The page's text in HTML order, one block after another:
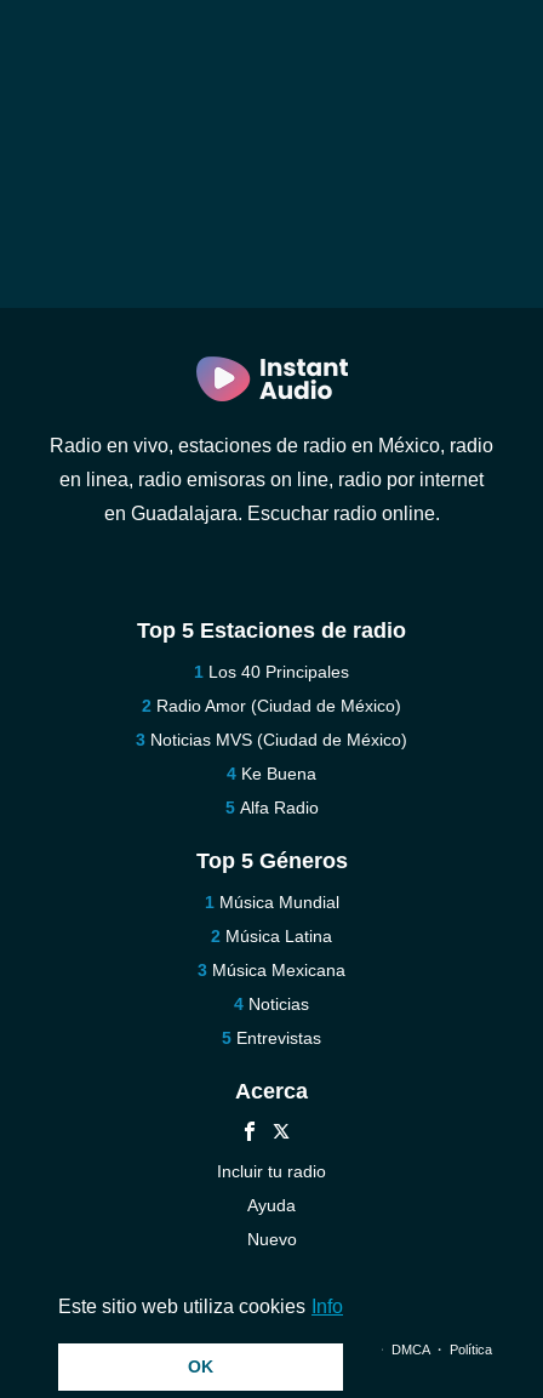
Radio en vivo, estaciones de radio en México, radio
en linea, radio emisoras on line, radio por internet
en Guadalajara. Escuchar radio online.
Top 5 Estaciones de radio
Los 40 Principales
Radio Amor (Ciudad de México)
Noticias MVS (Ciudad de México)
Ke Buena
Alfa Radio
Top 5 Géneros
Música Mundial
Música Latina
Música Mexicana
Noticias
Entrevistas
Acerca
Incluir tu radio
Ayuda
Nuevo
© 2026 InstantAudio. Reservados todos los derechos. ・ DMCA・ Política
Este sitio web utiliza cookies Info
OK